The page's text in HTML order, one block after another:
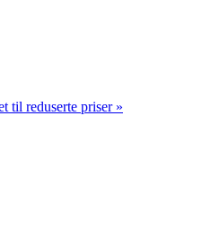
til reduserte priser »